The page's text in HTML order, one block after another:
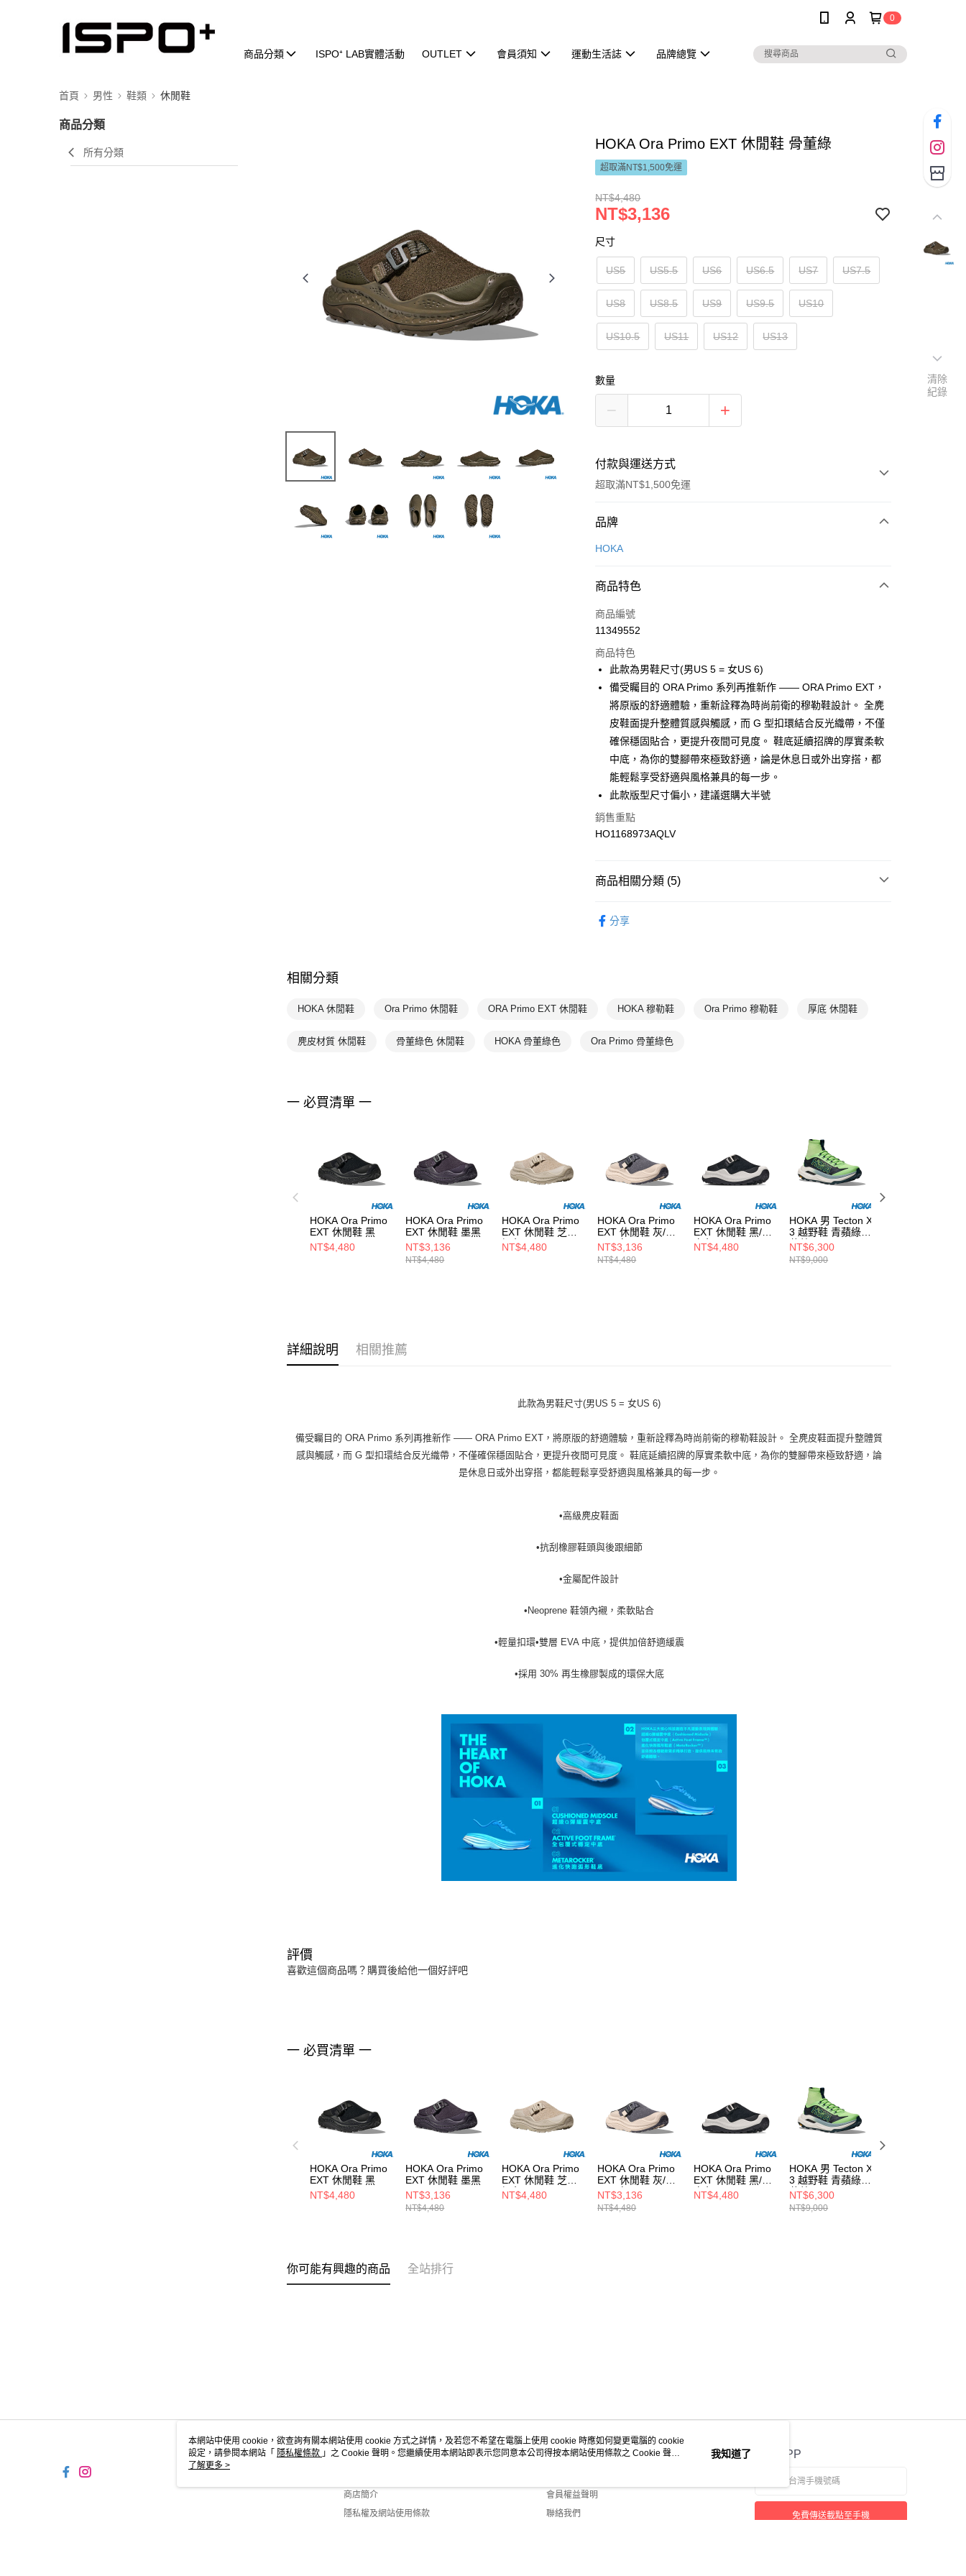
0
商品分類 ISPO⁺ LAB實體活動 OUTLET 會員須知 運動生活誌 品牌總覽
首頁 男性 鞋類 休閒鞋
商品分類
所有分類
HOKA Ora Primo EXT 休閒鞋 骨董綠
超取滿NT$1,500免運
NT$4,480
NT$3,136
尺寸
US5 US5.5 US6 US6.5 US7 US7.5
US8 US8.5 US9 US9.5 US10
US10.5 US11 US12 US13
數量
付款與運送方式
超取滿NT$1,500免運
付款方式
信用卡一次付款
悠遊付
運送方式
7-11取貨(快速到店)
每筆NT$100，滿NT$1,500(含以上)免運費
宅配-本島
每筆NT$100，滿NT$1,500(含以上)免運費
品牌
HOKA
商品特色
商品編號
11349552
商品特色
此款為男鞋尺寸(男US 5 = 女US 6)
備受矚目的 ORA Primo 系列再推新作 —— ORA Primo EXT，
將原版的舒適體驗，重新詮釋為時尚前衛的穆勒鞋設計。 全麂
皮鞋面提升整體質感與觸感，而 G 型扣環結合反光織帶，不僅
確保穩固貼合，更提升夜間可見度。 鞋底延續招牌的厚實柔軟
中底，為你的雙腳帶來極致舒適，論是休息日或外出穿搭，都
能輕鬆享受舒適與風格兼具的每一步。
此款版型尺寸偏小，建議選購大半號
銷售重點
HO1168973AQLV
商品相關分類 (5)
HOKA LIFESTYLE Ora Primo EXT
分享
相關分類
HOKA 休閒鞋 Ora Primo 休閒鞋 ORA Primo EXT 休閒鞋 HOKA 穆勒鞋 Ora Primo 穆勒鞋 厚底 休閒鞋
麂皮材質 休閒鞋 骨董綠色 休閒鞋 HOKA 骨董綠色 Ora Primo 骨董綠色
一 必買清單 一
HOKA Ora Primo
EXT 休閒鞋 黑
NT$4,480
HOKA Ora Primo
EXT 休閒鞋 墨黑
NT$3,136
NT$4,480
HOKA Ora Primo
EXT 休閒鞋 芝麻
褐色
NT$4,480
HOKA Ora Primo
EXT 休閒鞋 灰/大
理石白
NT$3,136
NT$4,480
HOKA Ora Primo
EXT 休閒鞋 黑/霜
白色
NT$4,480
HOKA 男 Tecton X
3 越野鞋 青蘋綠/
暮藍
NT$6,300
NT$9,000
詳細說明 相關推薦
此款為男鞋尺寸(男US 5 = 女US 6)
備受矚目的 ORA Primo 系列再推新作 —— ORA Primo EXT，將原版的舒適體驗，重新詮釋為時尚前衛的穆勒鞋設計。 全麂皮鞋面提升整體質
感與觸感，而 G 型扣環結合反光織帶，不僅確保穩固貼合，更提升夜間可見度。 鞋底延續招牌的厚實柔軟中底，為你的雙腳帶來極致舒適，論
是休息日或外出穿搭，都能輕鬆享受舒適與風格兼具的每一步。
•高級麂皮鞋面
•抗刮橡膠鞋頭與後跟細節
•金屬配件設計
•Neoprene 鞋領內襯，柔軟貼合
•輕量扣環•雙層 EVA 中底，提供加倍舒適緩震
•採用 30% 再生橡膠製成的環保大底
評價
喜歡這個商品嗎？購買後給他一個好評吧
一 必買清單 一
HOKA Ora Primo
EXT 休閒鞋 黑
NT$4,480
HOKA Ora Primo
EXT 休閒鞋 墨黑
NT$3,136
NT$4,480
HOKA Ora Primo
EXT 休閒鞋 芝麻
褐色
NT$4,480
HOKA Ora Primo
EXT 休閒鞋 灰/大
理石白
NT$3,136
NT$4,480
HOKA Ora Primo
EXT 休閒鞋 黑/霜
白色
NT$4,480
HOKA 男 Tecton X
3 越野鞋 青蘋綠/
暮藍
NT$6,300
NT$9,000
你可能有興趣的商品 全站排行
關於我們
商店簡介
隱私權及網站使用條款
客服資訊
會員權益聲明
聯絡我們
官方APP
免費傳送載點至手機
清除
紀錄
本網站中使用 cookie，欲查詢有關本網站使用 cookie 方式之詳情，及若您不希望在電腦上使用 cookie 時應如何變更電腦的 cookie
設定，請參閱本網站「 隱私權條款 」之 Cookie 聲明。您繼續使用本網站即表示您同意本公司得按本網站使用條款之 Cookie 聲明
使用 cookie。
了解更多 >
我知道了